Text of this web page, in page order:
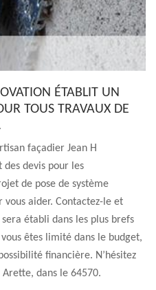
ÉTABLIT UN
TOUS TRAVAUX DE
façadier Jean H
devis pour les
de pose de système
vous aider. Contactez-le et
établi dans les plus brefs
êtes limité dans le budget,
financière. N’hésitez
dans le 64570.